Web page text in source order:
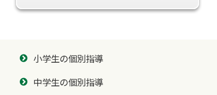
小学生の個別指導
中学生の個別指導